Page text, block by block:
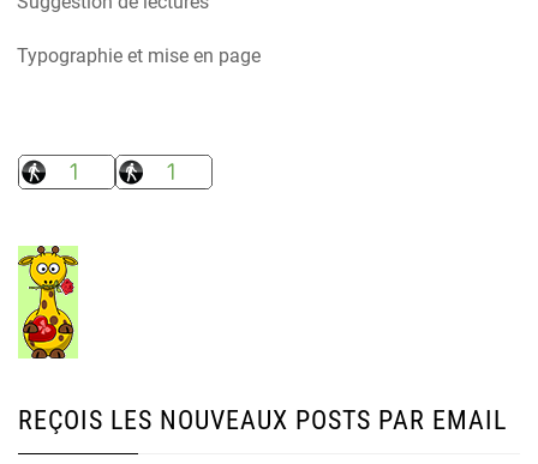
Typographie et mise en page
REÇOIS LES NOUVEAUX POSTS PAR EMAIL